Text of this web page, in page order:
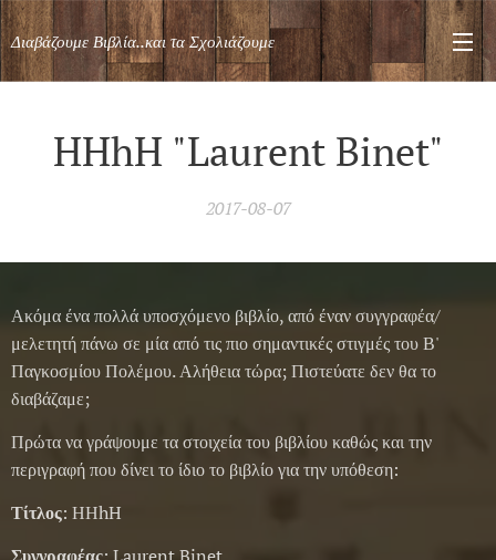
Διαβάζουμε Βιβλία..και τα Σχολιάζουμε
HHhH "Laurent Binet"
2017-08-07
Ακόμα ένα πολλά υποσχόμενο βιβλίο, από έναν συγγραφέα/
μελετητή πάνω σε μία από τις πιο σημαντικές στιγμές του Β'
Παγκοσμίου Πολέμου. Αλήθεια τώρα; Πιστεύατε δεν θα το
διαβάζαμε;
Πρώτα να γράψουμε τα στοιχεία του βιβλίου καθώς και την
περιγραφή που δίνει το ίδιο το βιβλίο για την υπόθεση:
Τίτλος: ΗΗhH